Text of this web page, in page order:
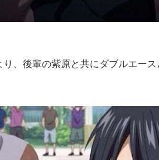
り、後輩の紫原と共にダブルエー